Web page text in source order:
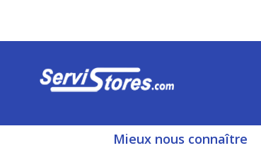
Mieux nous connaître